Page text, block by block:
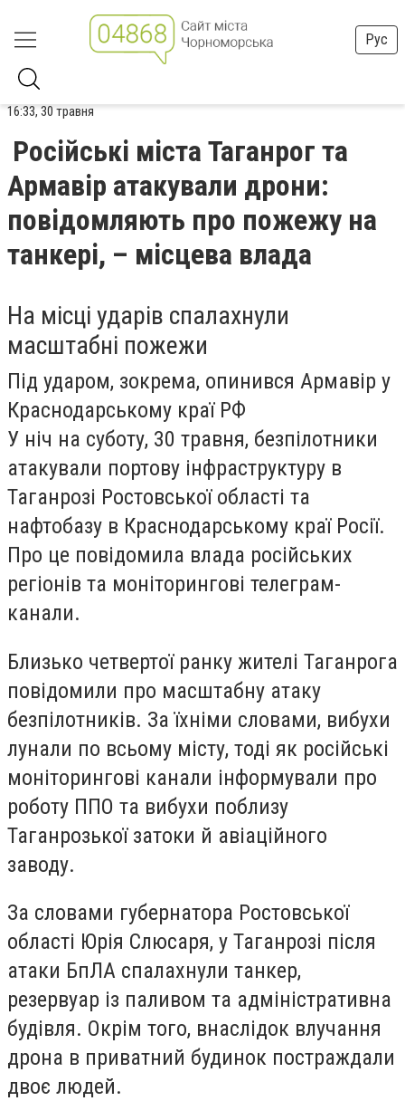
Рус
16:33, 30 травня
Російські міста Таганрог та
Армавір атакували дрони:
повідомляють про пожежу на
танкері, – місцева влада
На місці ударів спалахнули
масштабні пожежи
Під ударом, зокрема, опинився Армавір у
Краснодарському краї РФ
У ніч на суботу, 30 травня, безпілотники
атакували портову інфраструктуру в
Таганрозі Ростовської області та
нафтобазу в Краснодарському краї Росії.
Про це повідомила влада російських
регіонів та моніторингові телеграм-
канали.
Близько четвертої ранку жителі Таганрога
повідомили про масштабну атаку
безпілотників. За їхніми словами, вибухи
лунали по всьому місту, тоді як російські
моніторингові канали інформували про
роботу ППО та вибухи поблизу
Таганрозької затоки й авіаційного
заводу.
За словами губернатора Ростовської
області Юрія Слюсаря, у Таганрозі після
атаки БпЛА спалахнули танкер,
резервуар із паливом та адміністративна
будівля. Окрім того, внаслідок влучання
дрона в приватний будинок постраждали
двоє людей.